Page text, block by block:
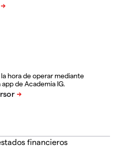
hora de operar mediante
de Academia IG.
financieros